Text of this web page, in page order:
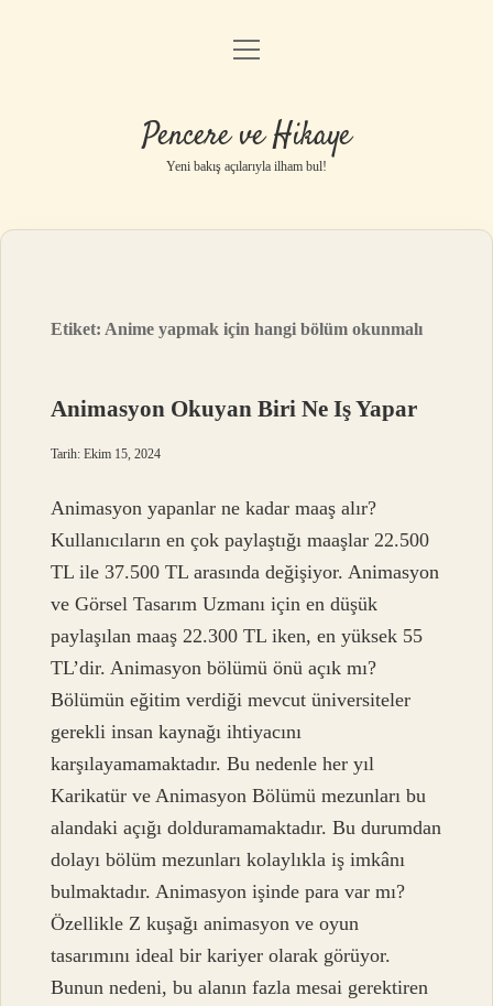
Anasayfa
Yasal Uyarı
menüyü
Pencere ve Hikaye
Yeni bakış açılarıyla ilham bul!
Etiket: Anime yapmak için hangi bölüm okunmalı
Animasyon Okuyan Biri Ne Iş Yapar
Tarih: Ekim 15, 2024
Animasyon yapanlar ne kadar maaş alır?
Kullanıcıların en çok paylaştığı maaşlar 22.500
TL ile 37.500 TL arasında değişiyor. Animasyon
ve Görsel Tasarım Uzmanı için en düşük
paylaşılan maaş 22.300 TL iken, en yüksek 55
TL’dir. Animasyon bölümü önü açık mı?
Bölümün eğitim verdiği mevcut üniversiteler
gerekli insan kaynağı ihtiyacını
karşılayamamaktadır. Bu nedenle her yıl
Karikatür ve Animasyon Bölümü mezunları bu
alandaki açığı dolduramamaktadır. Bu durumdan
dolayı bölüm mezunları kolaylıkla iş imkânı
bulmaktadır. Animasyon işinde para var mı?
Özellikle Z kuşağı animasyon ve oyun
tasarımını ideal bir kariyer olarak görüyor.
Bunun nedeni, bu alanın fazla mesai gerektiren